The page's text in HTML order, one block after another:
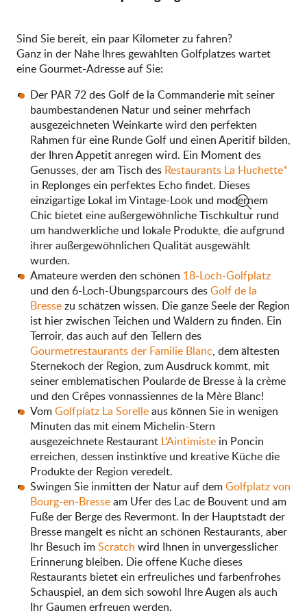
Suche
Sind Sie bereit, ein paar Kilometer zu fahren?
Ganz in der Nähe Ihres gewählten Golfplatzes wartet
eine Gourmet-Adresse auf Sie:
Der PAR 72 des Golf de la Commanderie mit seiner
baumbestandenen Natur und seiner mehrfach
ausgezeichneten Weinkarte wird den perfekten
Rahmen für eine Runde Golf und einen Aperitif bilden,
der Ihren Appetit anregen wird. Ein Moment des
Genusses, der am Tisch des Restaurants La Huchette*
in Replonges ein perfektes Echo findet. Dieses
einzigartige Lokal im Vintage-Look und modernem
Chic bietet eine außergewöhnliche Tischkultur rund
um handwerkliche und lokale Produkte, die aufgrund
ihrer außergewöhnlichen Qualität ausgewählt
wurden.
Amateure werden den schönen 18-Loch-Golfplatz
und den 6-Loch-Übungsparcours desGolf de la
Bressezu schätzen wissen. Die ganze Seele der Region
ist hier zwischen Teichen und Wäldern zu finden. Ein
Terroir, das auch auf den Tellern des
Gourmetrestaurants der Familie Blanc, dem ältesten
Sternekoch der Region, zum Ausdruck kommt, mit
seiner emblematischen Poularde de Bresse à la crème
und den Crêpes vonnassiennes de la Mère Blanc!
VomGolfplatz La Sorelleaus können Sie in wenigen
Minuten das mit einem Michelin-Stern
ausgezeichnete Restaurant L’Aintimiste in Poncin
erreichen, dessen instinktive und kreative Küche die
Produkte der Region veredelt.
Swingen Sie inmitten der Natur auf demGolfplatz von
Bourg-en-Bresseam Ufer des Lac de Bouvent und am
Fuße der Berge des Revermont. In der Hauptstadt der
Bresse mangelt es nicht an schönen Restaurants, aber
Ihr Besuch imScratch wird Ihnen in unvergesslicher
Erinnerung bleiben. Die offene Küche dieses
Restaurants bietet ein erfreuliches und farbenfrohes
Schauspiel, an dem sich sowohl Ihre Augen als auch
Ihr Gaumen erfreuen werden.